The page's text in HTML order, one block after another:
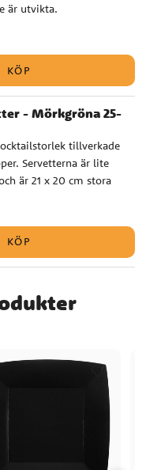
är utvikta.
KÖP
- Mörkgröna 25-
tillverkade
Servetterna är lite
är 21 x 20 cm stora
KÖP